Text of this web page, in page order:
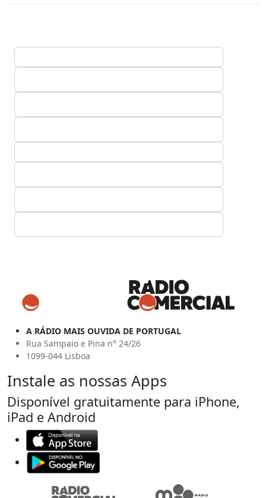
A RÁDIO MAIS OUVIDA DE PORTUGAL
Rua Sampaio e Pina n° 24/26
1099-044 Lisboa
Instale as nossas Apps
Disponível gratuitamente para iPhone,
iPad e Android